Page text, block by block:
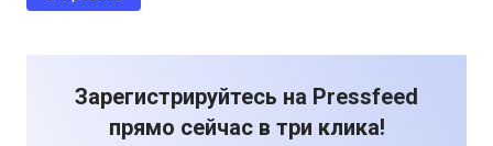
Зарегистрируйтесь на Pressfeed
прямо сейчас в три клика!